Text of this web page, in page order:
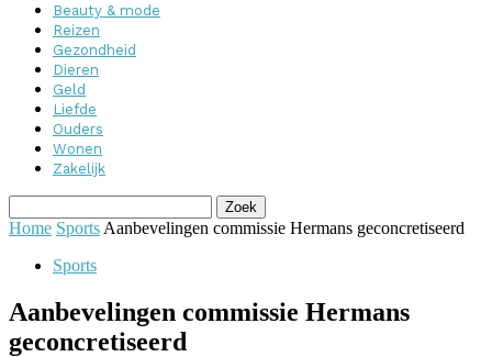
Beauty & mode
Reizen
Gezondheid
Dieren
Geld
Liefde
Ouders
Wonen
Zakelijk
Home Sports Aanbevelingen commissie Hermans geconcretiseerd
Sports
Aanbevelingen commissie Hermans
geconcretiseerd